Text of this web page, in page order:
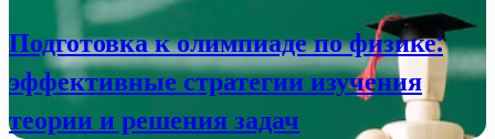
Подготовка к олимпиаде по физике:
эффективные стратегии изучения
теории и решения задач